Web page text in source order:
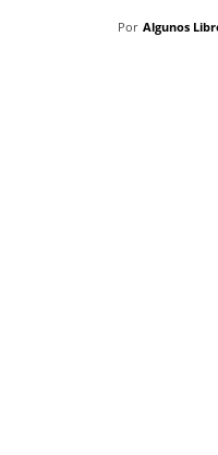
Por Algunos